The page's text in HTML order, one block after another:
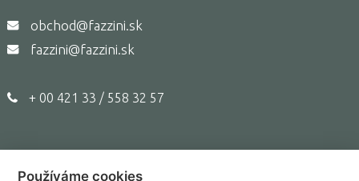
obchod@fazzini.sk
fazzini@fazzini.sk
+ 00 421 33 / 558 32 57
Používáme cookies